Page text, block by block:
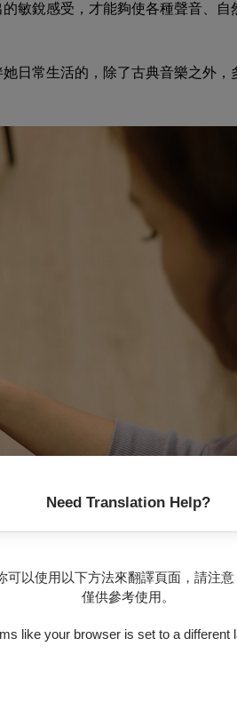
Need Translation Help?
以使用以下方法來翻譯頁面，請注
僅供參考使用。
like your browser is set to a different
敏銳感受，才能夠使各種聲音、自
日常生活的，除了古典音樂之外，